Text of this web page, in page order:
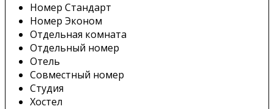
Номер Стандарт
Номер Эконом
Отдельная комната
Отдельный номер
Отель
Совместный номер
Студия
Хостел